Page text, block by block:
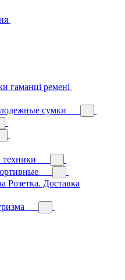
гаманці ремені
сумки
Розетка. Доставка